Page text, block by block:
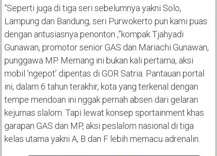
“Seperti juga di tiga seri sebelumnya yakni Solo,
Lampung dan Bandung, seri Purwokerto pun kami puas
dengan antusiasnya penonton ,”kompak Tjahyadi
Gunawan, promotor senior GAS dan Mariachi Gunawan,
punggawa MP. Memang ini bukan kali pertama, aksi
mobil ‘ngepot’ dipentas di GOR Satria. Pantauan portal
ini, dalam 6 tahun terakhir, kota yang terkenal dengan
tempe mendoan ini nggak pernah absen dari gelaran
kejurnas slalom. Tapi lewat konsep sportainment khas
garapan GAS dan MP, aksi peslalom nasional di tiga
kelas utama yakni A, B dan F lebih memacu adrenalin.